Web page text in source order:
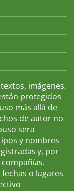
imágenes,
protegidos
más allá de
de autor no
sera
y nombres
y, por
o lugares